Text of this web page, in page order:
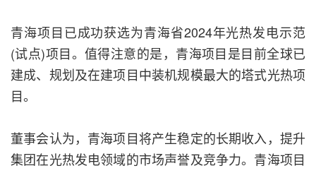
青海项目已成功获选为青海省2024年光热发电示范
(试点)项目。值得注意的是，青海项目是目前全球已
建成、规划及在建项目中装机规模最大的塔式光热项
目。
董事会认为，青海项目将产生稳定的长期收入，提升
集团在光热发电领域的市场声誉及竞争力。青海项目